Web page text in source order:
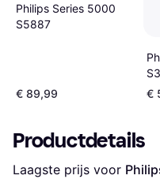
Philips Series 5000
S5887
€ 89,99
€
Productdetails
Laagste prijs voor